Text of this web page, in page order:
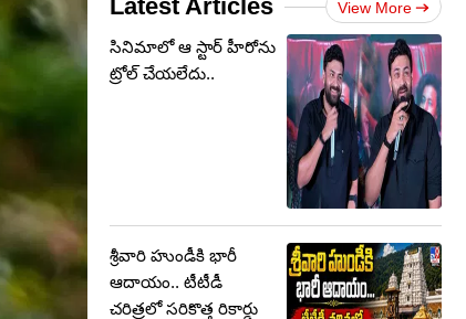
Latest Articles View More
సినిమాలో ఆ స్టార్ హీరోను
ట్రోల్ చేయలేదు..
శ్రీవారి హుండీకి భారీ
ఆదాయం.. టీటీడీ
చరిత్రలో సరికొత్త రికార్డు